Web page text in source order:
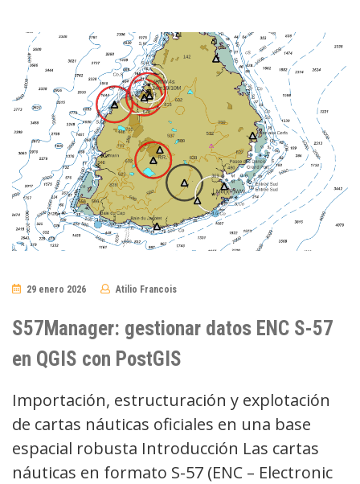
29 enero 2026 Atilio Francois
S57Manager: gestionar datos ENC S-57
en QGIS con PostGIS
Importación, estructuración y explotación
de cartas náuticas oficiales en una base
espacial robusta Introducción Las cartas
náuticas en formato S-57 (ENC – Electronic